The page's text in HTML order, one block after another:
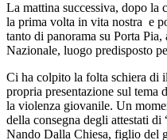
La mattina successiva, dopo
la prima volta in vita nostra e
tanto di panorama su Porta
Nazionale, luogo predisposto
Ci ha colpito la folta schiera di
propria presentazione sul tema
la violenza giovanile. Un
della consegna degli attestati
Nando Dalla Chiesa, figlio del